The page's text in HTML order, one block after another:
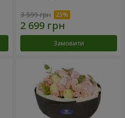
3 599 грн
Замовити